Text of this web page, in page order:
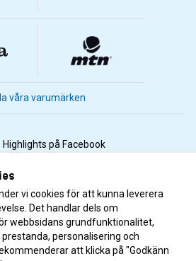
våra varumärken
Highlights på Facebook
Highlights på Instagram
Highlights på Youtube
Highlights på Tiktok
vi cookies för att kunna leverera
Det handlar dels om
webbsidans grundfunktionalitet,
personalisering och
att klicka på "Godkänn